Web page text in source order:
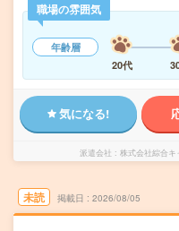
職場の雰囲気
年齢層
20代
気になる!
派遣会社 株式会社綜合
未読 掲載日 2026/08/05